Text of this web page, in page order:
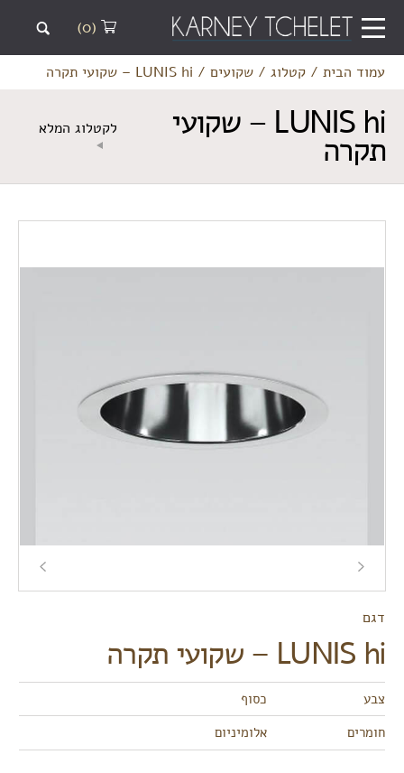
(0)
עמוד הבית/ קטלוג/ שקועים/ LUNIS hi – שקועי תקרה
LUNIS hi – שקועי
תקרה לקטלוג המלא
דגם
LUNIS hi – שקועי תקרה
צבע
כסוף
חומרים
אלומיניום